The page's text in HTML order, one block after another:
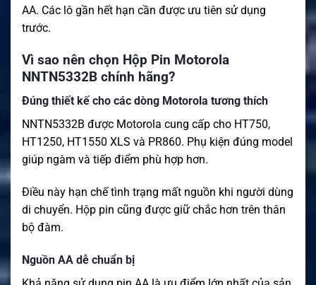
AA. Các lô gần hết hạn cần được ưu tiên sử dụng
trước.
Vì sao nên chọn Hộp Pin Motorola
NNTN5332B chính hãng?
Đúng thiết kế cho các dòng Motorola tương thích
NNTN5332B được Motorola cung cấp cho HT750,
HT1250, HT1550 XLS và PR860. Phụ kiện đúng model
giúp ngàm và tiếp điểm phù hợp hơn.
Điều này hạn chế tình trạng mất nguồn khi người dùng
di chuyển. Hộp pin cũng được giữ chắc hơn trên thân
bộ đàm.
Nguồn AA dễ chuẩn bị